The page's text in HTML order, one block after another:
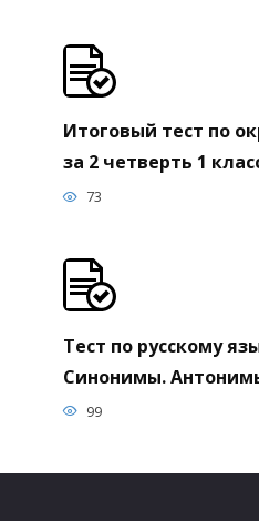
Итоговый тест по
за 2 четверть 1
73
Тест по русскому
Синонимы.
99